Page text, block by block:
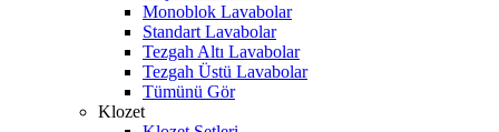
Monoblok Lavabolar
Standart Lavabolar
Tezgah Altı Lavabolar
Tezgah Üstü Lavabolar
Tümünü Gör
Klozet